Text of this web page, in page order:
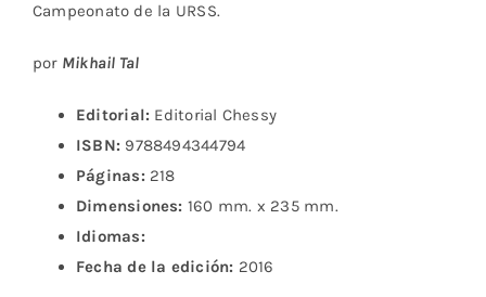
Campeonato de la URSS.
por Mikhail Tal
Editorial: Editorial Chessy
ISBN: 9788494344794
Páginas: 218
Dimensiones: 160 mm. x 235 mm.
Idiomas:
Fecha de la edición: 2016